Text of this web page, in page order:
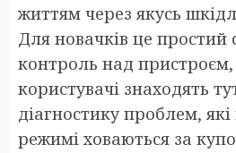
життям через якусь
Для новачків це простий
контроль над пристроєм,
користувачі знаходять
діагностику проблем,
режимі ховаються за